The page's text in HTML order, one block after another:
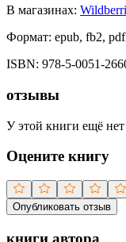
В магазинах:
Формат: epub, fb2,
ISBN: 978-5-0051-
отзывы
У этой книги ещё
Оцените книгу
Опубликовать отзыв
книги автора